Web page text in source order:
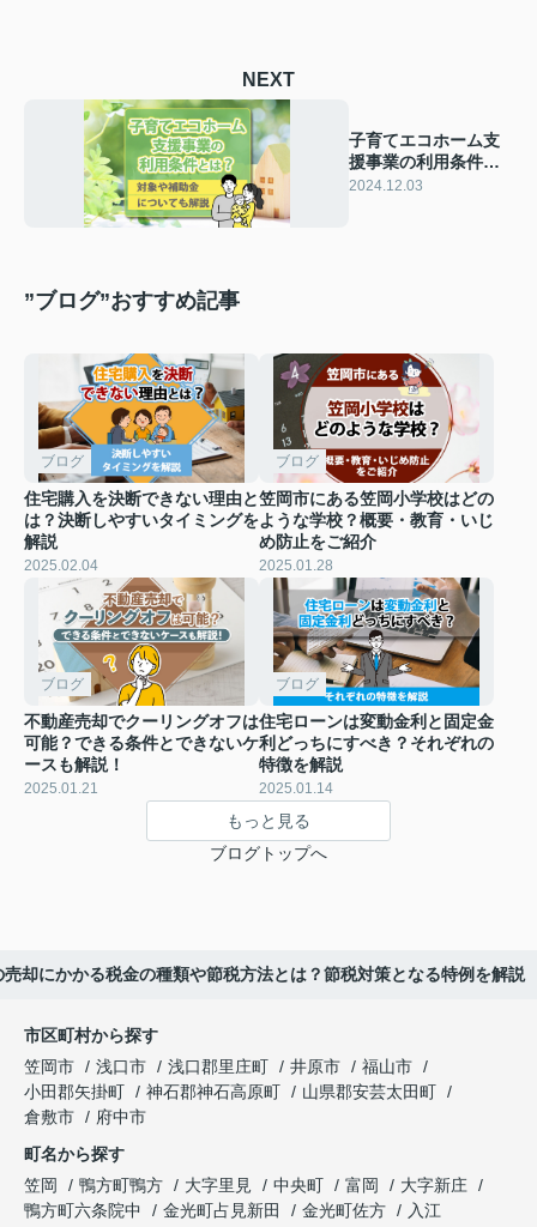
NEXT
子育てエコホーム支
援事業の利用条件と
は？対象や補助金に
2024.12.03
”ブログ”おすすめ記事
ブログ
住宅購入を決断できない理由と
は？決断しやすいタイミングを
解説
2025.02.04
ブログ
笠岡市にある笠岡小学校はどの
ような学校？概要・教育・いじ
め防止をご紹介
2025.01.28
ブログ
不動産売却でクーリングオフは
可能？できる条件とできないケ
ースも解説！
2025.01.21
ブログ
住宅ローンは変動金利と固定金
利どっちにすべき？それぞれの
特徴を解説
2025.01.14
もっと見る
ブログトップへ
売却にかかる税金の種類や節税方法とは？節税対策となる特例を解説
市区町村から探す
笠岡市
浅口市 浅口郡里庄町 井原市
福山市
小田郡矢掛町
神石郡神石高原町
山県郡安芸太田町
倉敷市
府中市
町名から探す
笠岡
鴨方町鴨方 大字里見 中央町 富岡
大字新庄
鴨方町六条院中
金光町占見新田 金光町佐方
入江